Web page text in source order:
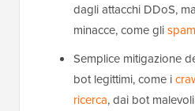
dagli attacchi DDoS,
minacce, come gli
Semplice mitigazione
bot legittimi, come i
ricerca, dai bot